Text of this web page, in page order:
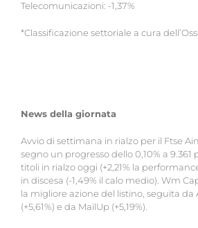
Telecomunicazioni: -1,37%
*Classificazione settoriale a cura
News della giornata
Avvio di settimana in rialzo per il Ftse
segno un progresso dello 0,10% a 9.361
titoli in rialzo oggi (+2,21% la
in discesa (-1,49% il calo medio). Wm
la migliore azione del listino, seguita da
(+5,61%) e da MailUp (+5,19%).